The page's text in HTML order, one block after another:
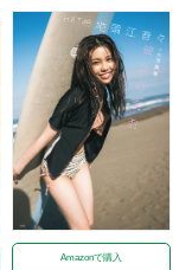
Amazonで購入